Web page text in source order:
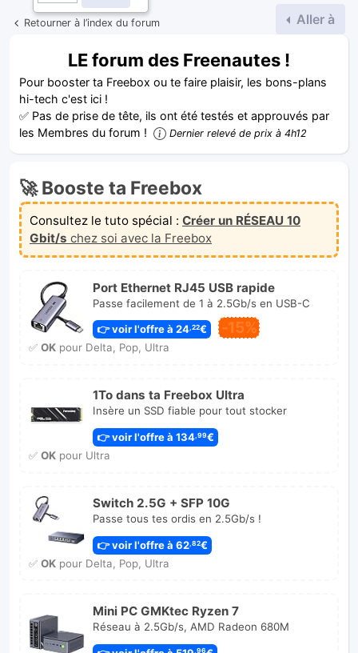
Retourner à l’index du forum Aller à
LE forum des Freenautes !
Pour booster ta Freebox ou te faire plaisir, les bons-plans
hi-tech c'est ici !
✅ Pas de prise de tête, ils ont été testés et approuvés par
les Membres du forum !
Dernier relevé de prix à 4h12
🚀 Booste ta Freebox
Consultez le tuto spécial : Créer un RÉSEAU 10
Gbit/s chez soi avec la Freebox
Port Ethernet RJ45 USB rapide
Passe facilement de 1 à 2.5Gb/s en USB-C
👉 voir l'offre à 24 ,22€ -15%
✅ OKpour Delta, Pop, Ultra
1To dans ta Freebox Ultra
Insère un SSD fiable pour tout stocker
👉 voir l'offre à 134 ,99€
✅ OKpour Ultra
Switch 2.5G + SFP 10G
Passe tous tes ordis en 2.5Gb/s !
👉 voir l'offre à 62,82€
✅ OKpour Delta, Pop, Ultra
Mini PC GMKtec Ryzen 7
Réseau à 2.5Gb/s, AMD Radeon 680M
,96